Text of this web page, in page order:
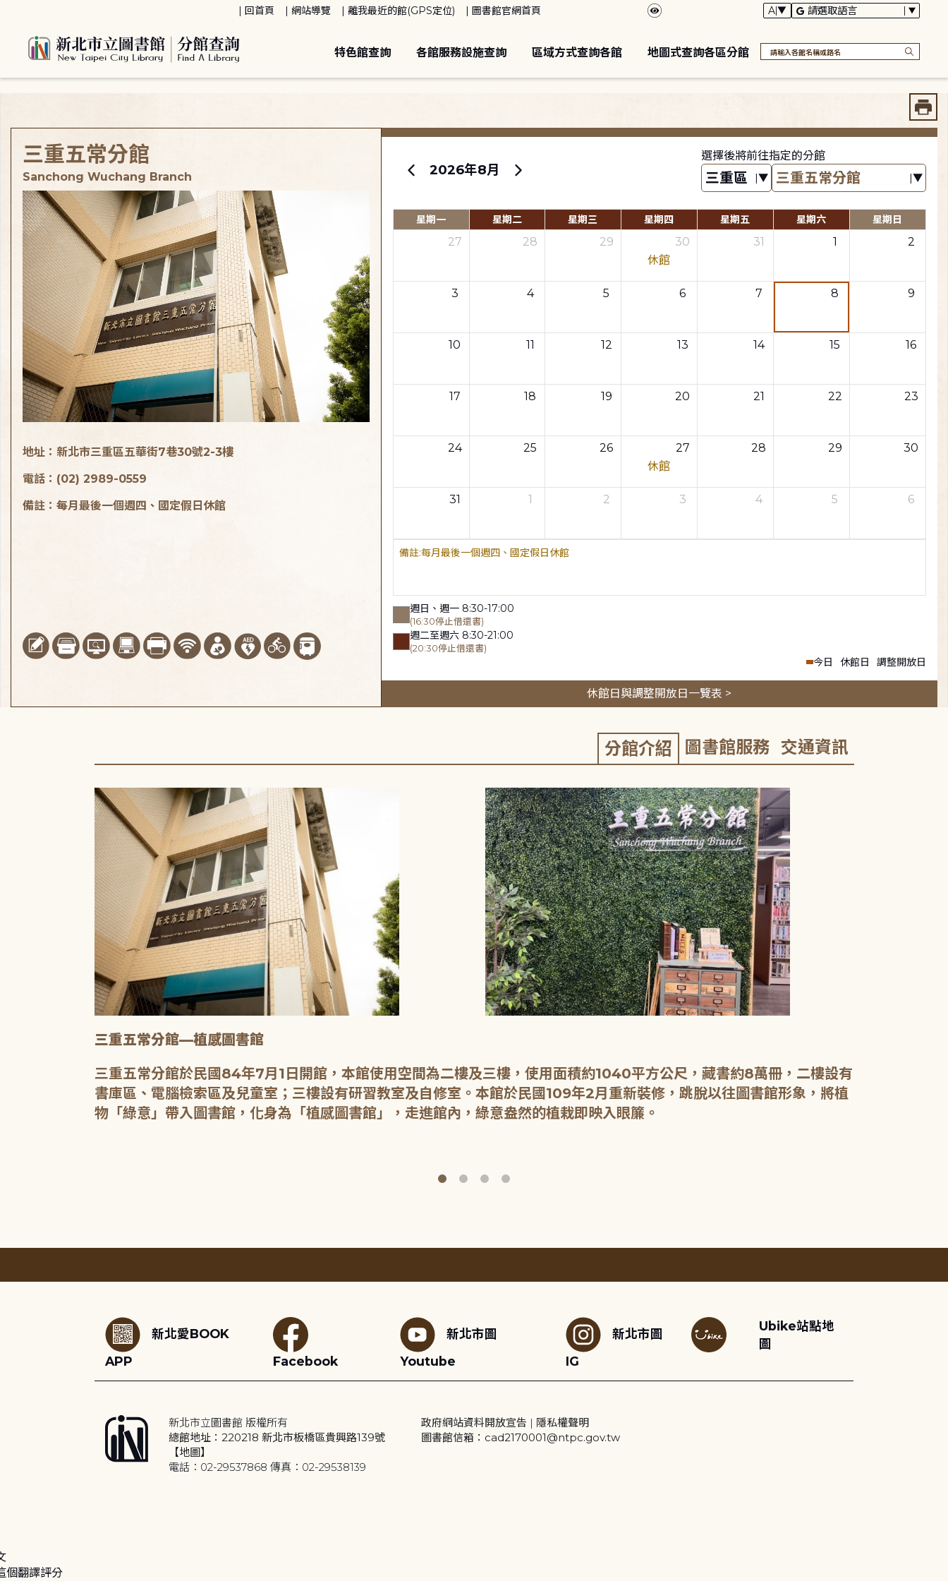
回首頁 網站導覽 離我最近的館(GPS定位) 圖書館官網首頁
特色館查詢 各館服務設施查詢 區域方式查詢各館 地圖式查詢各區分館
2026年8月
選擇後將前往指定的分館
星期一 星期二 星期三 星期四 星期五 星期六 星期日
27 28 29
30
休館
31 1 2
3 4 5 6 7 8 9
10 11 12 13 14 15 16
17 18 19 20 21 22 23
24 25 26
27
休館
28 29 30
31 1 2 3 4 5 6
每月最後一個週四、國定假日休館
週日、週一 8:30-17:00
(16:30停止借還書)
週二至週六 8:30-21:00
(20:30停止借還書)
今日 休館日 調整開放日
休館日與調整開放日一覽表 >
三重五常分館
Sanchong Wuchang Branch
地址：新北市三重區五華街7巷30號2-3樓
電話：(02) 2989-0559
備註：每月最後一個週四、國定假日休館
分館介紹 圖書館服務 交通資訊
三重五常分館—植感圖書館
三重五常分館於民國84年7月1日開館，本館使用空間為二樓及三樓，使用面積約1040平方公尺，藏書約8萬冊，二樓設有
書庫區、電腦檢索區及兒童室；三樓設有研習教室及自修室。本館於民國109年2月重新裝修，跳脫以往圖書館形象，將植
物「綠意」帶入圖書館，化身為「植感圖書館」，走進館內，綠意盎然的植栽即映入眼簾。
新北愛BOOK
APP
Facebook
新北市圖
Youtube
新北市圖
IG
Ubike站點地
圖
新北市立圖書館 版權所有
總館地址：220218 新北市板橋區貴興路139號
【地圖】
電話：02-29537868 傳真：02-29538139
政府網站資料開放宣告 | 隱私權聲明
圖書館信箱：cad2170001@ntpc.gov.tw
個翻譯評分